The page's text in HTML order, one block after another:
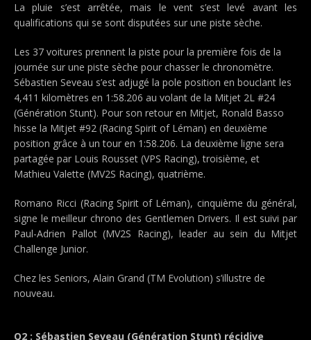
La pluie s’est arrêtée, mais le vent s’est levé avant les
qualifications qui se sont disputées sur une piste sèche.
Les 37 voitures prennent la piste pour la première fois de la
journée sur une piste sèche pour chasser le chronomètre.
Sébastien Seveau s’est adjugé la pole position en bouclant les
4,411 kilomètres en 1:58.206 au volant de la Mitjet 2L #24
(Génération Stunt). Pour son retour en Mitjet, Ronald Basso
hisse la Mitjet #92 (Racing Spirit of Léman) en deuxième
position grâce à un tour en 1:58.206. La deuxième ligne sera
partagée par Louis Rousset (VPS Racing), troisième, et
Mathieu Valette (MV2S Racing), quatrième.
Romano Ricci (Racing Spirit of Léman), cinquième du général,
signe le meilleur chrono des Gentlemen Drivers. Il est suivi par
Paul-Adrien Pallot (MV2S Racing), leader au sein du Mitjet
Challenge Junior.
Chez les Seniors, Alain Grand (TM Evolution) s’illustre de
nouveau.
Q2 : Sébastien Seveau (Génération Stunt) récidive